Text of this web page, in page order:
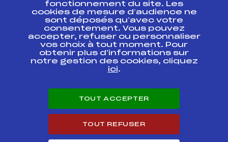
Projet de performance fédéral
Antidopage
Pôle Développement, Formation, Suivi
Scientifique
Listes ministérielles
Pôle vie de l’athlète
Enseignement professionnel
Carrières
fonctionnement du site. Les
cookies de mesure d’audience ne
sont déposés qu’avec votre
consentement. Vous pouvez
accepter, refuser ou personnaliser
vos choix à tout moment. Pour
obtenir plus d'informations sur
notre gestion des cookies, cliquez
ici.
TOUT ACCEPTER
TOUT REFUSER